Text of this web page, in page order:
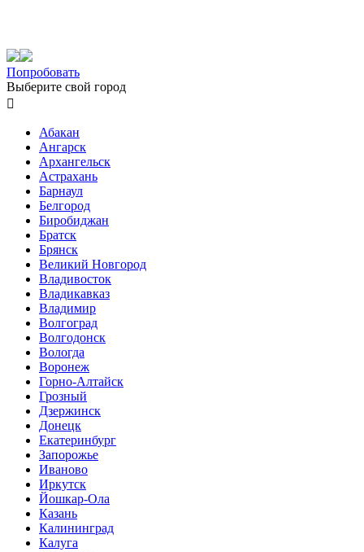
Попробовать
Выберите свой город

Абакан
Ангарск
Архангельск
Астрахань
Барнаул
Белгород
Биробиджан
Братск
Брянск
Великий Новгород
Владивосток
Владикавказ
Владимир
Волгоград
Волгодонск
Вологда
Воронеж
Горно-Алтайск
Грозный
Дзержинск
Донецк
Екатеринбург
Запорожье
Иваново
Иркутск
Йошкар-Ола
Казань
Калининград
Калуга